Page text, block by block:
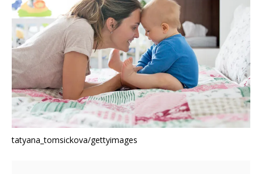
tatyana_tomsickova/gettyimages